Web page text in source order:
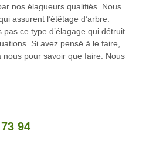
nos élagueurs qualifiés. Nous
assurent l’étêtage d’arbre.
ce type d’élagage qui détruit
Si avez pensé à le faire,
nous pour savoir que faire. Nous
94